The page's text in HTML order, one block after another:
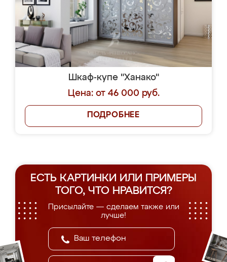
Шкаф-купе "Ханако"
Цена: от 46 000 руб.
ПОДРОБНЕЕ
ЕСТЬ КАРТИНКИ ИЛИ ПРИМЕРЫ
ТОГО, ЧТО НРАВИТСЯ?
Присылайте — сделаем также или
лучше!